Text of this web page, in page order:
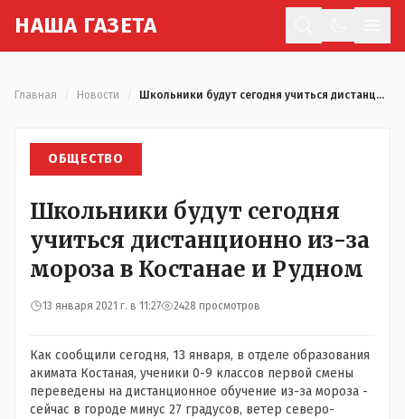
НАША ГАЗЕТА
Главная Новости Школьники будут сегодня учиться дистанционно из-за мороза в Костанае и Рудном
ОБЩЕСТВО
Школьники будут сегодня
учиться дистанционно из-за
мороза в Костанае и Рудном
13 января 2021 г. в 11:27 2428 просмотров
Как сообщили сегодня, 13 января, в отделе образования
акимата Костаная, ученики 0-9 классов первой смены
переведены на дистанционное обучение из-за мороза -
сейчас в городе минус 27 градусов, ветер северо-